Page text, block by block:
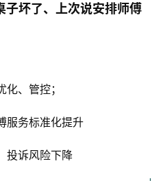
子坏了、上次说安排师傅
、管控；
服务标准化提升
投诉风险下降